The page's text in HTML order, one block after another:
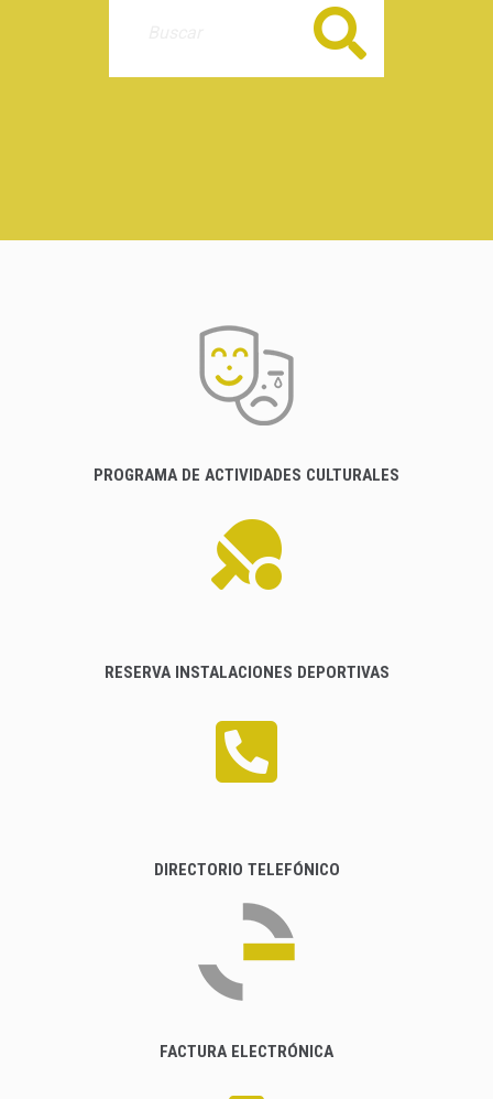
Buscar
PROGRAMA DE ACTIVIDADES CULTURALES
RESERVA INSTALACIONES DEPORTIVAS
DIRECTORIO TELEFÓNICO
FACTURA ELECTRÓNICA